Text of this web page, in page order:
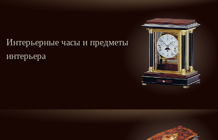
Интерьерные часы и предметы
интерьера